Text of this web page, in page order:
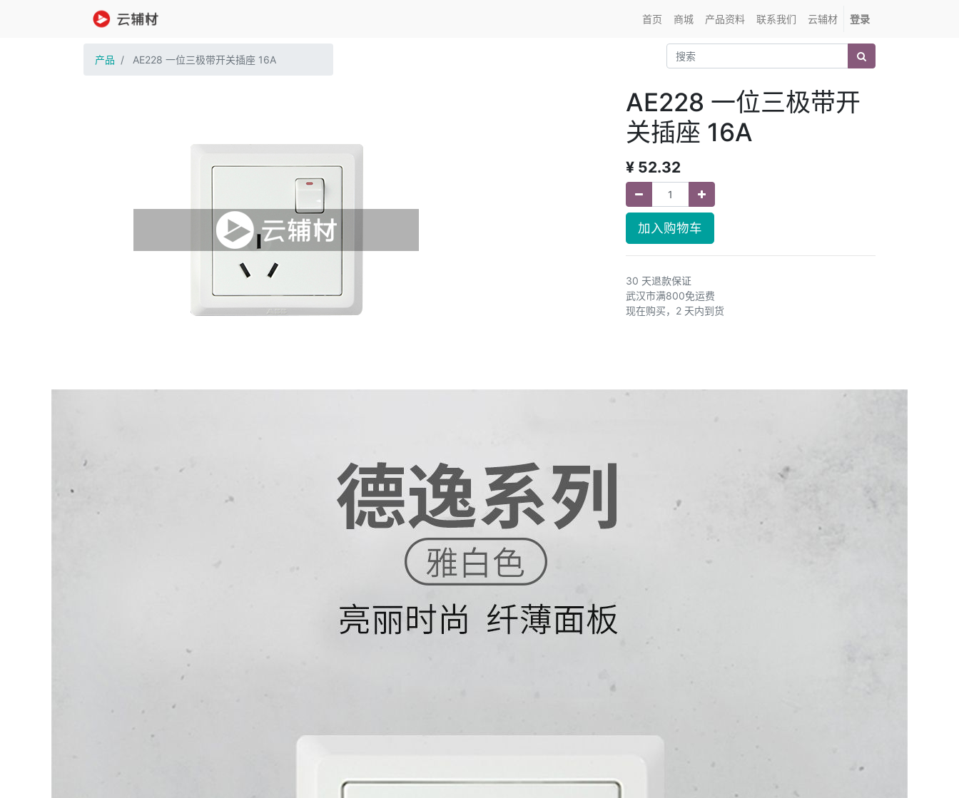
首页 商城 产品资料 联系我们 云辅材 登录
产品 AE228 一位三极带开关插座 16A
AE228 一位三极带开
关插座 16A
¥ 52.32
加入购物车
30 天退款保证
武汉市满800免运费
现在购买，2 天内到货